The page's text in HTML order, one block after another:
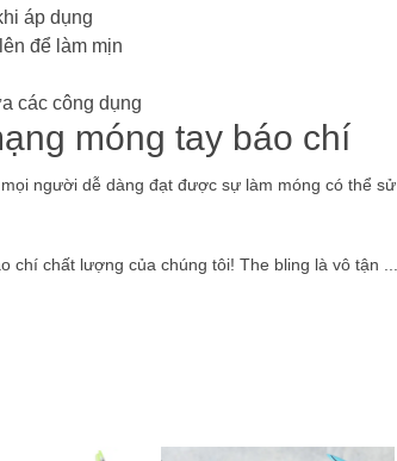
áp dụng
để làm mịn
các công dụng
móng tay báo chí
người dễ dàng đạt được sự làm móng có thể
chí chất lượng của chúng tôi! The bling là vô tận ...